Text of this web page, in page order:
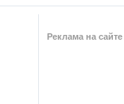
Реклама на сайте